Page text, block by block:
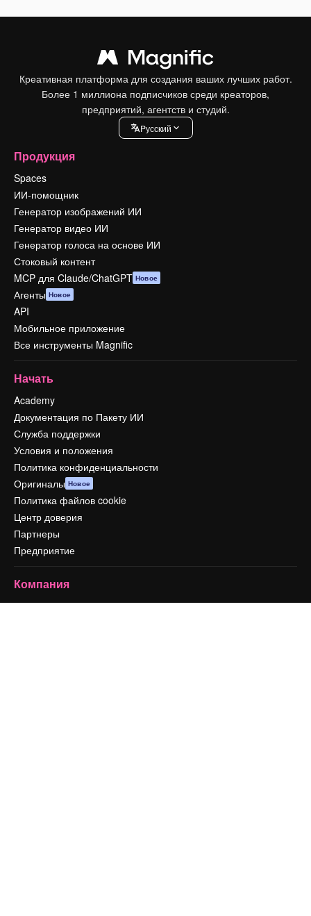
Креативная платформа для создания ваших лучших работ.
Более 1 миллиона подписчиков среди креаторов,
предприятий, агентств и студий.
Pусский
Продукция
Spaces
ИИ-помощник
Генератор изображений ИИ
Генератор видео ИИ
Генератор голоса на основе ИИ
Стоковый контент
MCP для Claude/ChatGPT Новое
Агенты Новое
API
Мобильное приложение
Все инструменты Magnific
Начать
Academy
Документация по Пакету ИИ
Служба поддержки
Условия и положения
Политика конфиденциальности
Оригиналы Новое
Политика файлов cookie
Центр доверия
Партнеры
Предприятие
Компания
Цены